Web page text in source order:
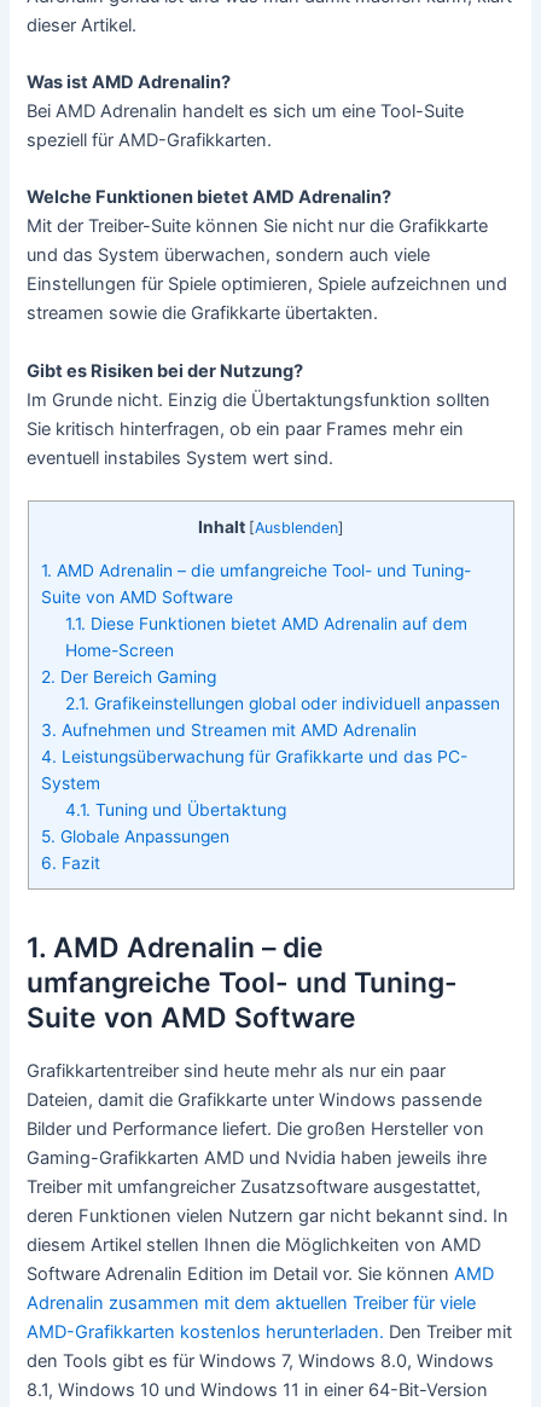
dieser Artikel.
Was ist AMD Adrenalin?
Bei AMD Adrenalin handelt es sich um eine Tool-Suite
speziell für AMD-Grafikkarten.
Welche Funktionen bietet AMD Adrenalin?
Mit der Treiber-Suite können Sie nicht nur die Grafikkarte
und das System überwachen, sondern auch viele
Einstellungen für Spiele optimieren, Spiele aufzeichnen und
streamen sowie die Grafikkarte übertakten.
Gibt es Risiken bei der Nutzung?
Im Grunde nicht. Einzig die Übertaktungsfunktion sollten
Sie kritisch hinterfragen, ob ein paar Frames mehr ein
eventuell instabiles System wert sind.
Inhalt [Ausblenden]
1. AMD Adrenalin – die umfangreiche Tool- und Tuning-
Suite von AMD Software
1.1. Diese Funktionen bietet AMD Adrenalin auf dem
Home-Screen
2. Der Bereich Gaming
2.1. Grafikeinstellungen global oder individuell anpassen
3. Aufnehmen und Streamen mit AMD Adrenalin
4. Leistungsüberwachung für Grafikkarte und das PC-
System
4.1. Tuning und Übertaktung
5. Globale Anpassungen
6. Fazit
1. AMD Adrenalin – die
umfangreiche Tool- und Tuning-
Suite von AMD Software
Grafikkartentreiber sind heute mehr als nur ein paar
Dateien, damit die Grafikkarte unter Windows passende
Bilder und Performance liefert. Die großen Hersteller von
Gaming-Grafikkarten AMD und Nvidia haben jeweils ihre
Treiber mit umfangreicher Zusatzsoftware ausgestattet,
deren Funktionen vielen Nutzern gar nicht bekannt sind. In
diesem Artikel stellen Ihnen die Möglichkeiten von AMD
Software Adrenalin Edition im Detail vor. Sie könnenAMD
Adrenalin zusammen mit dem aktuellen Treiber für viele
AMD-Grafikkarten kostenlos herunterladen. Den Treiber mit
den Tools gibt es für Windows 7, Windows 8.0, Windows
8.1, Windows 10 und Windows 11 in einer 64-Bit-Version